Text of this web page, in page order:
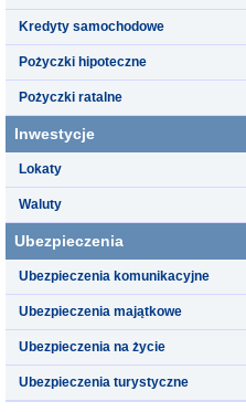
Kredyty samochodowe
Pożyczki hipoteczne
Pożyczki ratalne
Inwestycje
Lokaty
Waluty
Ubezpieczenia
Ubezpieczenia komunikacyjne
Ubezpieczenia majątkowe
Ubezpieczenia na życie
Ubezpieczenia turystyczne